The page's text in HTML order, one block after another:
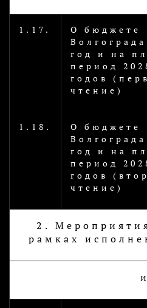
1.17.
О бюджете
год и на
период
годов
чтение)
1.18.
О бюджете
год и на
период
годов
чтение)
2.
рамках